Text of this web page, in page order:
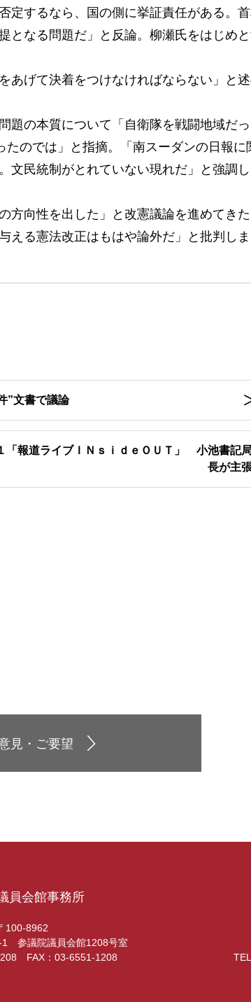
定するなら、国の側に挙証責任がある。首
となる問題だ」と反論。柳瀬氏をはじめ
あげて決着をつけなければならない」と
の本質について「自衛隊を戦闘地域だ
たのでは」と指摘。「南スーダンの日報に
文民統制がとれていない現れだ」と強調し
向性を出した」と改憲議論を進めてきた
える憲法改正はもはや論外だ」と批判しま
”文書で議論
「報道ライブＩＮｓｉｄｅＯＵＴ」 小池書記
長が主
見・ご要望
員会館事務所
100-8962
1 参議院議員会館1208号室
FAX：03-6551-1208